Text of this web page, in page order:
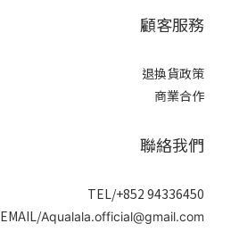
顧客服務
退換貨政策
商業合作
聯絡我們
TEL/+852 94336450
EMAIL/Aqualala.official@gmail.com